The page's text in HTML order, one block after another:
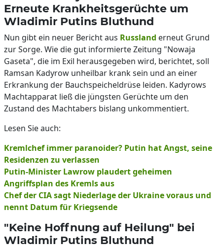
Erneute Krankheitsgerüchte um
Wladimir Putins Bluthund
Nun gibt ein neuer Bericht aus Russland erneut Grund
zur Sorge. Wie die gut informierte Zeitung "Nowaja
Gaseta", die im Exil herausgegeben wird, berichtet, soll
Ramsan Kadyrow unheilbar krank sein und an einer
Erkrankung der Bauchspeicheldrüse leiden. Kadyrows
Machtapparat ließ die jüngsten Gerüchte um den
Zustand des Machtabers bislang unkommentiert.
Lesen Sie auch:
Kremlchef immer paranoider? Putin hat Angst, seine
Residenzen zu verlassen
Putin-Minister Lawrow plaudert geheimen
Angriffsplan des Kremls aus
Chef der CIA sagt Niederlage der Ukraine voraus und
nennt Datum für Kriegsende
"Keine Hoffnung auf Heilung" bei
Wladimir Putins Bluthund